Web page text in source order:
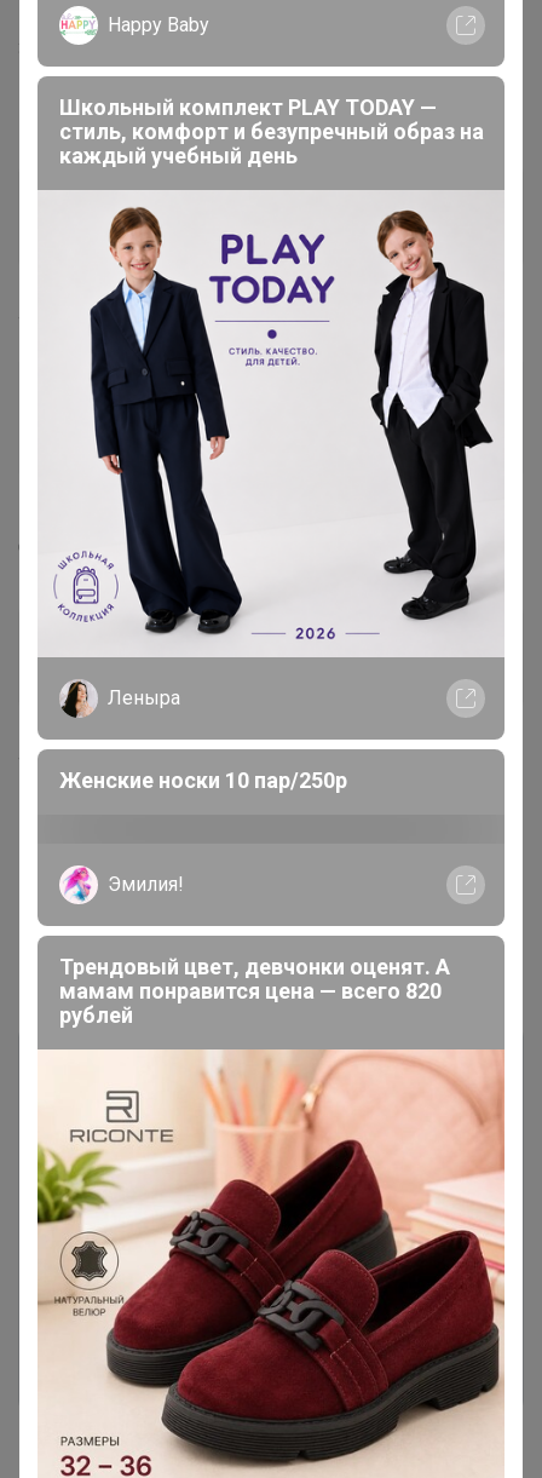
3 ноября, 2018 19:11
ЮляВин, в комментарии к заказу подпишите
Гений СП
4 ноября, 2018 10:32
ЮляВин , в комментарии к заказу подпишите
— "МЁД"
Спасибо ,подписала.
МЁД
4 ноября, 2018 20:02
Показаны записи1-10из18.
Чтобы ответить или задать вопрос
необходимо авторизоваться на сайте
Это займет меньше минуты
Войти Зарегистрироваться
Happy Baby
Школьный комплект PLAY TODAY —
стиль, комфорт и безупречный образ на
каждый учебный день
Леныра
Женские носки 10 пар/250р
Эмилия!
Трендовый цвет, девчонки оценят. А
мамам понравится цена — всего 820
рублей